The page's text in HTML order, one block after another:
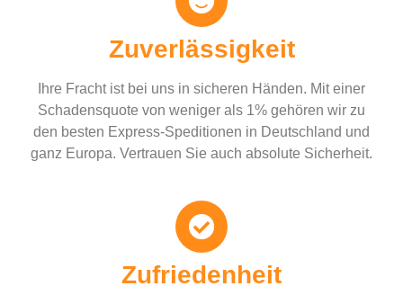
Zuverlässigkeit
Ihre Fracht ist bei uns in sicheren Händen. Mit einer
Schadensquote von weniger als 1% gehören wir zu
den besten Express-Speditionen in Deutschland und
ganz Europa. Vertrauen Sie auch absolute Sicherheit.
Zufriedenheit